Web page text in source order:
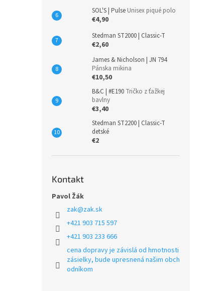
SOL'S | Pulse Unisex piqué polo
€4,90
Stedman ST2000 | Classic-T
€2,60
James & Nicholson | JN 794
Pánska mikina
€10,50
B&C | #E190 Tričko z ťažkej
bavlny
€3,40
Stedman ST2200 | Classic-T
detské
€2
Kontakt
Pavol Žák
zak@zak.sk
+421 903 715 597
+421 903 233 666
cena dopravy je závislá od hmotnosti
zásielky, bude upresnená našim obch
odníkom